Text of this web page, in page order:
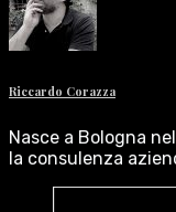
Riccardo Corazza
Nasce a Bologna
la consulenza